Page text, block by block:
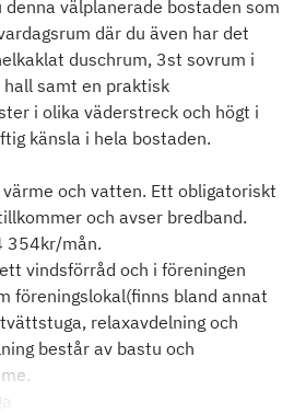
välplanerade bostaden som
där du även har det
duschrum, 3st sovrum i
samt en praktisk
i olika väderstreck och högt i
känsla i hela bostaden.
och vatten. Ett obligatoriskt
och avser bredband.
354kr/mån.
vindsförråd och i föreningen
föreningslokal(finns bland annat
relaxavdelning och
består av bastu och